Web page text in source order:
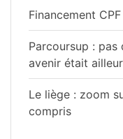
Financement
Parcoursup :
avenir était
Le liège : zoom
compris